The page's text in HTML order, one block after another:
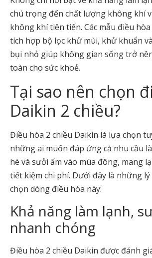
chú trọng đến chất lượng không khí
không khí tiên tiến. Các mẫu điều
tích hợp bộ lọc khử mùi, khử khuẩn
bụi nhỏ giúp không gian sống trở
toàn cho sức khoẻ.
Tại sao nên chọn
Daikin 2 chiều?
Điều hòa 2 chiều Daikin là lựa chọn
những ai muốn đáp ứng cả nhu cầu
hè và sưởi ấm vào mùa đông, mang
tiết kiệm chi phí. Dưới đây là những
chọn dòng điều hòa này:
Khả năng làm lạnh,
nhanh chóng
Điều hòa 2 chiều Daikin được đánh